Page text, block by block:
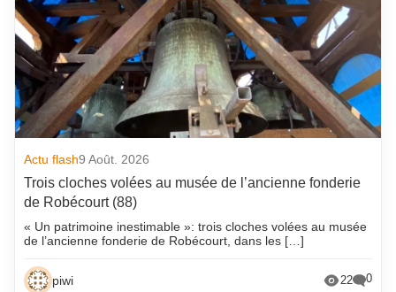
Actu flash9 Août. 2026
Trois cloches volées au musée de l’ancienne fonderie
de Robécourt (88)
« Un patrimoine inestimable »: trois cloches volées au musée
de l’ancienne fonderie de Robécourt, dans les […]
piwi 22 0